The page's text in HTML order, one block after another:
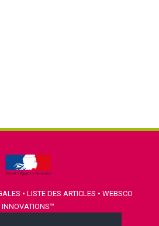
• LISTE DES ARTICLES • WEBSCO
INNOVATIONS™